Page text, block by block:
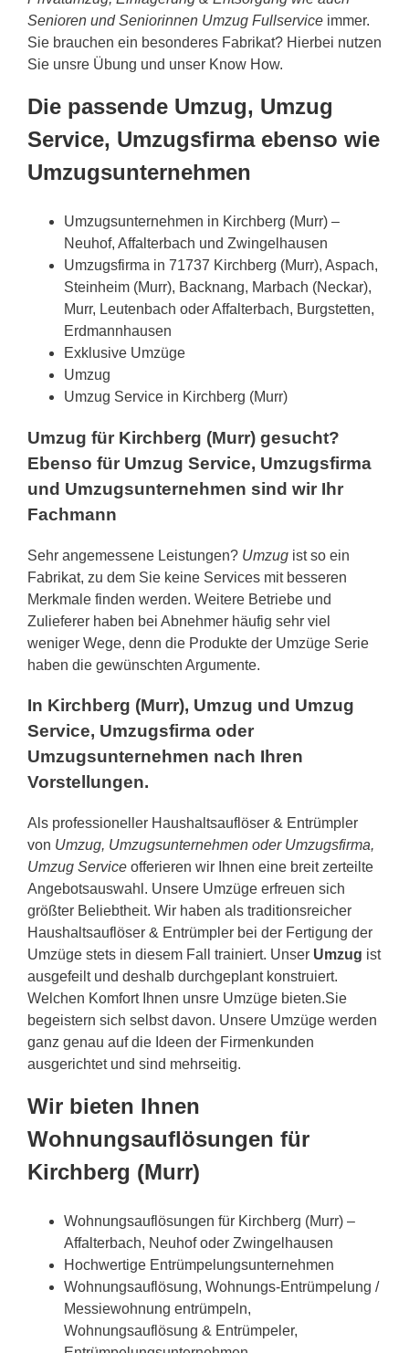
Senioren und Seniorinnen Umzug Fullservice immer.
Sie brauchen ein besonderes Fabrikat? Hierbei nutzen
Sie unsre Übung und unser Know How.
Die passende Umzug, Umzug
Service, Umzugsfirma ebenso wie
Umzugsunternehmen
Umzugsunternehmen in Kirchberg (Murr) –
Neuhof, Affalterbach und Zwingelhausen
Umzugsfirma in 71737 Kirchberg (Murr), Aspach,
Steinheim (Murr), Backnang, Marbach (Neckar),
Murr, Leutenbach oder Affalterbach, Burgstetten,
Erdmannhausen
Exklusive Umzüge
Umzug
Umzug Service in Kirchberg (Murr)
Umzug für Kirchberg (Murr) gesucht?
Ebenso für Umzug Service, Umzugsfirma
und Umzugsunternehmen sind wir Ihr
Fachmann
Sehr angemessene Leistungen? Umzug ist so ein
Fabrikat, zu dem Sie keine Services mit besseren
Merkmale finden werden. Weitere Betriebe und
Zulieferer haben bei Abnehmer häufig sehr viel
weniger Wege, denn die Produkte der Umzüge Serie
haben die gewünschten Argumente.
In Kirchberg (Murr), Umzug und Umzug
Service, Umzugsfirma oder
Umzugsunternehmen nach Ihren
Vorstellungen.
Als professioneller Haushaltsauflöser & Entrümpler
von Umzug, Umzugsunternehmen oder Umzugsfirma,
Umzug Service offerieren wir Ihnen eine breit zerteilte
Angebotsauswahl. Unsere Umzüge erfreuen sich
größter Beliebtheit. Wir haben als traditionsreicher
Haushaltsauflöser & Entrümpler bei der Fertigung der
Umzüge stets in diesem Fall trainiert. Unser Umzug ist
ausgefeilt und deshalb durchgeplant konstruiert.
Welchen Komfort Ihnen unsre Umzüge bieten.Sie
begeistern sich selbst davon. Unsere Umzüge werden
ganz genau auf die Ideen der Firmenkunden
ausgerichtet und sind mehrseitig.
Wir bieten Ihnen
Wohnungsauflösungen für
Kirchberg (Murr)
Wohnungsauflösungen für Kirchberg (Murr) –
Affalterbach, Neuhof oder Zwingelhausen
Hochwertige Entrümpelungsunternehmen
Wohnungsauflösung, Wohnungs-Entrümpelung /
Messiewohnung entrümpeln,
Wohnungsauflösung & Entrümpeler,